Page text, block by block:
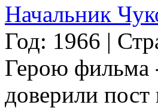
Начальник
Год: 1966 |
Герою фильма
доверили